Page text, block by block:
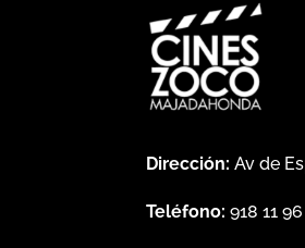
Dirección: Av de
Teléfono: 918 11